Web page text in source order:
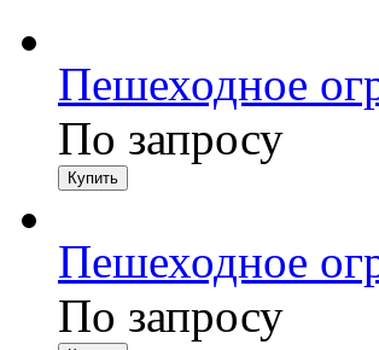
Пешеходное
По запросу
Пешеходное
По запросу